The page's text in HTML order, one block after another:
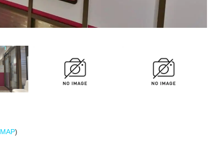
MAP)